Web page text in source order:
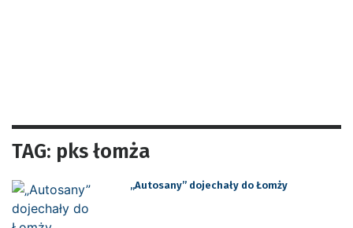
TAG: pks łomża
„Autosany” dojechały do Łomży